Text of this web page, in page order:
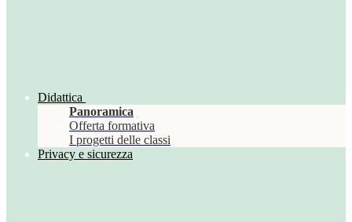
Didattica
Panoramica
Offerta formativa
I progetti delle classi
Privacy e sicurezza